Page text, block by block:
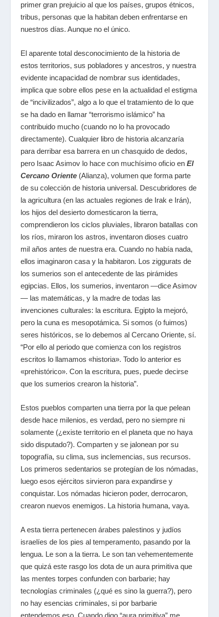
primer gran prejuicio al que los países, grupos étnicos,
tribus, personas que la habitan deben enfrentarse en
nuestros días. Aunque no el único.
El aparente total desconocimiento de la historia de
estos territorios, sus pobladores y ancestros, y nuestra
evidente incapacidad de nombrar sus identidades,
implica que sobre ellos pese en la actualidad el estigma
de “incivilizados”, algo a lo que el tratamiento de lo que
se ha dado en llamar “terrorismo islámico” ha
contribuido mucho (cuando no lo ha provocado
directamente). Cualquier libro de historia alcanzaría
para derribar esa barrera en un chasquido de dedos,
pero Isaac Asimov lo hace con muchísimo oficio enEl
Cercano Oriente (Alianza), volumen que forma parte
de su colección de historia universal. Descubridores de
la agricultura (en las actuales regiones de Irak e Irán),
los hijos del desierto domesticaron la tierra,
comprendieron los ciclos pluviales, libraron batallas con
los ríos, miraron los astros, inventaron dioses cuatro
mil años antes de nuestra era. Cuando no había nada,
ellos imaginaron casa y la habitaron. Los ziggurats de
los sumerios son el antecedente de las pirámides
egipcias. Ellos, los sumerios, inventaron —dice Asimov
— las matemáticas, y la madre de todas las
invenciones culturales: la escritura. Egipto la mejoró,
pero la cuna es mesopotámica. Si somos (o fuimos)
seres históricos, se lo debemos al Cercano Oriente, sí.
“Por ello al periodo que comienza con los registros
escritos lo llamamos «historia». Todo lo anterior es
«prehistórico». Con la escritura, pues, puede decirse
que los sumerios crearon la historia”.
Estos pueblos comparten una tierra por la que pelean
desde hace milenios, es verdad, pero no siempre ni
solamente (¿existe territorio en el planeta que no haya
sido disputado?). Comparten y se jalonean por su
topografía, su clima, sus inclemencias, sus recursos.
Los primeros sedentarios se protegían de los nómadas,
luego esos ejércitos sirvieron para expandirse y
conquistar. Los nómadas hicieron poder, derrocaron,
crearon nuevos enemigos. La historia humana, vaya.
A esta tierra pertenecen árabes palestinos y judíos
israelíes de los pies al temperamento, pasando por la
lengua. Le son a la tierra. Le son tan vehementemente
que quizá este rasgo los dota de un aura primitiva que
las mentes torpes confunden con barbarie; hay
tecnologías criminales (¿qué es sino la guerra?), pero
no hay esencias criminales, si por barbarie
entendemos eso. Cuando digo “aura primitiva” me